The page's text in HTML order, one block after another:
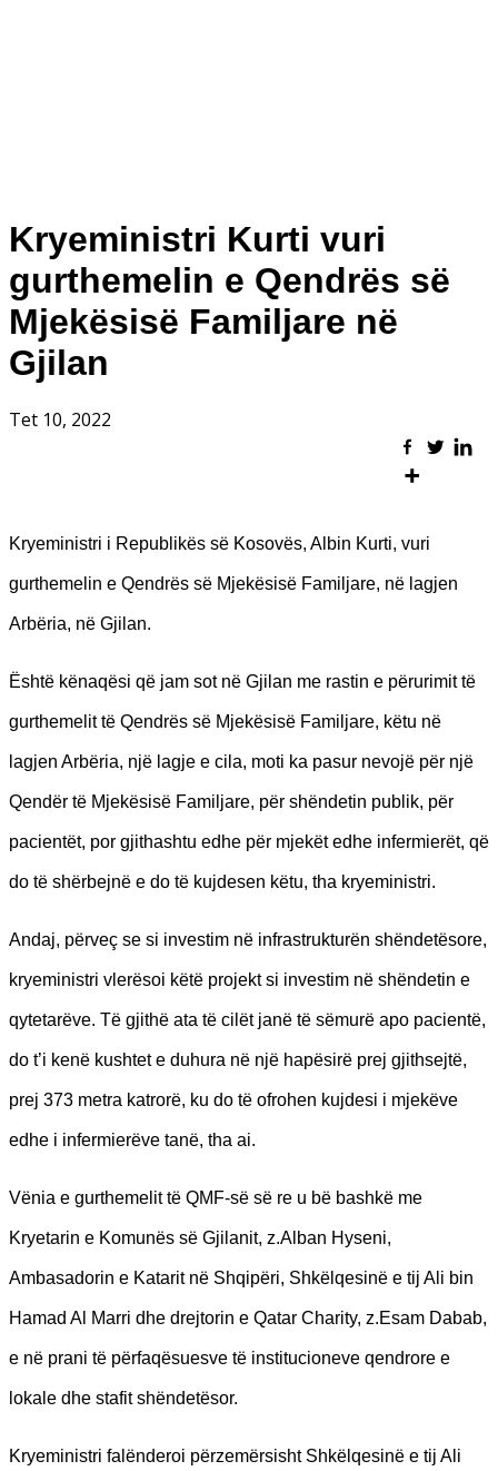
Kryeministri Kurti vuri
gurthemelin e Qendrës së
Mjekësisë Familjare në
Gjilan
Tet 10, 2022
Kryeministri i Republikës së Kosovës, Albin Kurti, vuri
gurthemelin e Qendrës së Mjekësisë Familjare, në lagjen
Arbëria, në Gjilan.
Është kënaqësi që jam sot në Gjilan me rastin e përurimit të
gurthemelit të Qendrës së Mjekësisë Familjare, këtu në
lagjen Arbëria, një lagje e cila, moti ka pasur nevojë për një
Qendër të Mjekësisë Familjare, për shëndetin publik, për
pacientët, por gjithashtu edhe për mjekët edhe infermierët, që
do të shërbejnë e do të kujdesen këtu, tha kryeministri.
Andaj, përveç se si investim në infrastrukturën shëndetësore,
kryeministri vlerësoi këtë projekt si investim në shëndetin e
qytetarëve. Të gjithë ata të cilët janë të sëmurë apo pacientë,
do t’i kenë kushtet e duhura në një hapësirë prej gjithsejtë,
prej 373 metra katrorë, ku do të ofrohen kujdesi i mjekëve
edhe i infermierëve tanë, tha ai.
Vënia e gurthemelit të QMF-së së re u bë bashkë me
Kryetarin e Komunës së Gjilanit, z.Alban Hyseni,
Ambasadorin e Katarit në Shqipëri, Shkëlqesinë e tij Ali bin
Hamad Al Marri dhe drejtorin e Qatar Charity, z.Esam Dabab,
e në prani të përfaqësuesve të institucioneve qendrore e
lokale dhe stafit shëndetësor.
Kryeministri falënderoi përzemërsisht Shkëlqesinë e tij Ali